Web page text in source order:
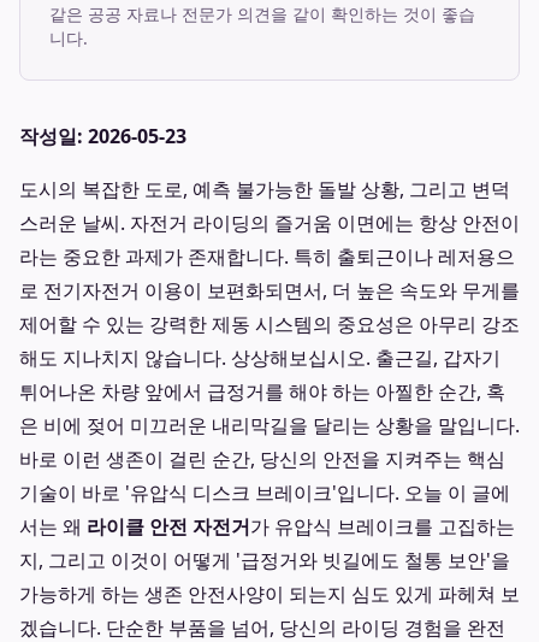
같은 공공 자료나 전문가 의견을 같이 확인하는 것이 좋습
니다.
작성일: 2026-05-23
도시의 복잡한 도로, 예측 불가능한 돌발 상황, 그리고 변덕
스러운 날씨. 자전거 라이딩의 즐거움 이면에는 항상 안전이
라는 중요한 과제가 존재합니다. 특히 출퇴근이나 레저용으
로 전기자전거 이용이 보편화되면서, 더 높은 속도와 무게를
제어할 수 있는 강력한 제동 시스템의 중요성은 아무리 강조
해도 지나치지 않습니다. 상상해보십시오. 출근길, 갑자기
튀어나온 차량 앞에서 급정거를 해야 하는 아찔한 순간, 혹
은 비에 젖어 미끄러운 내리막길을 달리는 상황을 말입니다.
바로 이런 생존이 걸린 순간, 당신의 안전을 지켜주는 핵심
기술이 바로 '유압식 디스크 브레이크'입니다. 오늘 이 글에
서는 왜 라이클 안전 자전거가 유압식 브레이크를 고집하는
지, 그리고 이것이 어떻게 '급정거와 빗길에도 철통 보안'을
가능하게 하는 생존 안전사양이 되는지 심도 있게 파헤쳐 보
겠습니다. 단순한 부품을 넘어, 당신의 라이딩 경험을 완전